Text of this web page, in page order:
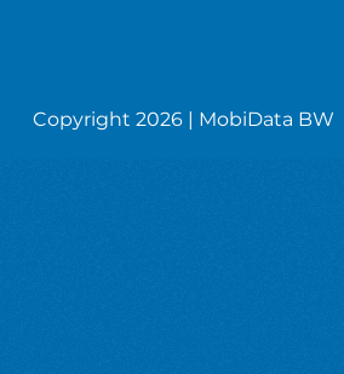
Copyright 2026 | MobiData BW